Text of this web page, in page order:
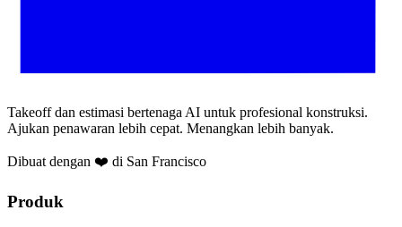
Takeoff dan estimasi bertenaga AI untuk profesional konstruksi.
Ajukan penawaran lebih cepat. Menangkan lebih banyak.
Dibuat dengan ❤️ di San Francisco
Produk